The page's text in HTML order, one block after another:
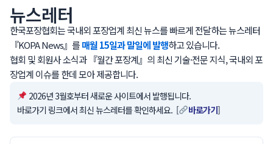
뉴스레터
한국포장협회는 국내외 포장업계 최신 뉴스를 빠르게 전달하는 뉴스레터
『KOPA News』를매월 15일과 말일에 발행하고 있습니다.
협회 및 회원사 소식과 『월간 포장계』의 최신 기술·전문 지식, 국내외 포
장업계 이슈를 한데 모아 제공합니다.
2026년 3월호부터 새로운 사이트에서 발행됩니다.
바로가기 링크에서 최신 뉴스레터를 확인하세요. [
바로가기]